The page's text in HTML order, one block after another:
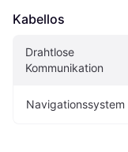
Kabellos
Drahtlose
Kommunikation
Navigationssystem